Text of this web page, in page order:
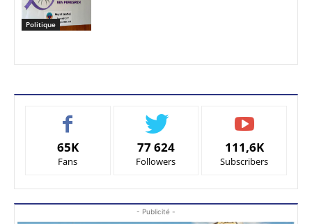
Politique
65K
Fans
77 624
Followers
111,6K
Subscribers
- Publicité -